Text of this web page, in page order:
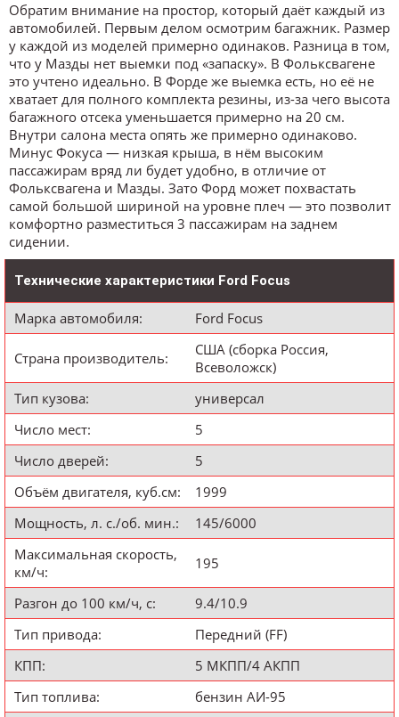
Обратим внимание на простор, который даёт каждый из
автомобилей. Первым делом осмотрим багажник. Размер
у каждой из моделей примерно одинаков. Разница в том,
что у Мазды нет выемки под «запаску». В Фольксвагене
это учтено идеально. В Форде же выемка есть, но её не
хватает для полного комплекта резины, из-за чего высота
багажного отсека уменьшается примерно на 20 см.
Внутри салона места опять же примерно одинаково.
Минус Фокуса — низкая крыша, в нём высоким
пассажирам вряд ли будет удобно, в отличие от
Фольксвагена и Мазды. Зато Форд может похвастать
самой большой шириной на уровне плеч — это позволит
комфортно разместиться 3 пассажирам на заднем
сидении.
Технические характеристики Ford Focus
Марка автомобиля: Ford Focus
Страна производитель:
США (сборка Россия,
Всеволожск)
Тип кузова:
универсал
Число мест:
5
Число дверей:
5
Объём двигателя, куб.см:
1999
Мощность, л. с./об. мин.:
145/6000
Максимальная скорость,
км/ч:
195
Разгон до 100 км/ч, с:
9.4/10.9
Тип привода:
Передний (FF)
КПП:
5 МКПП/4 АКПП
Тип топлива:
бензин АИ-95